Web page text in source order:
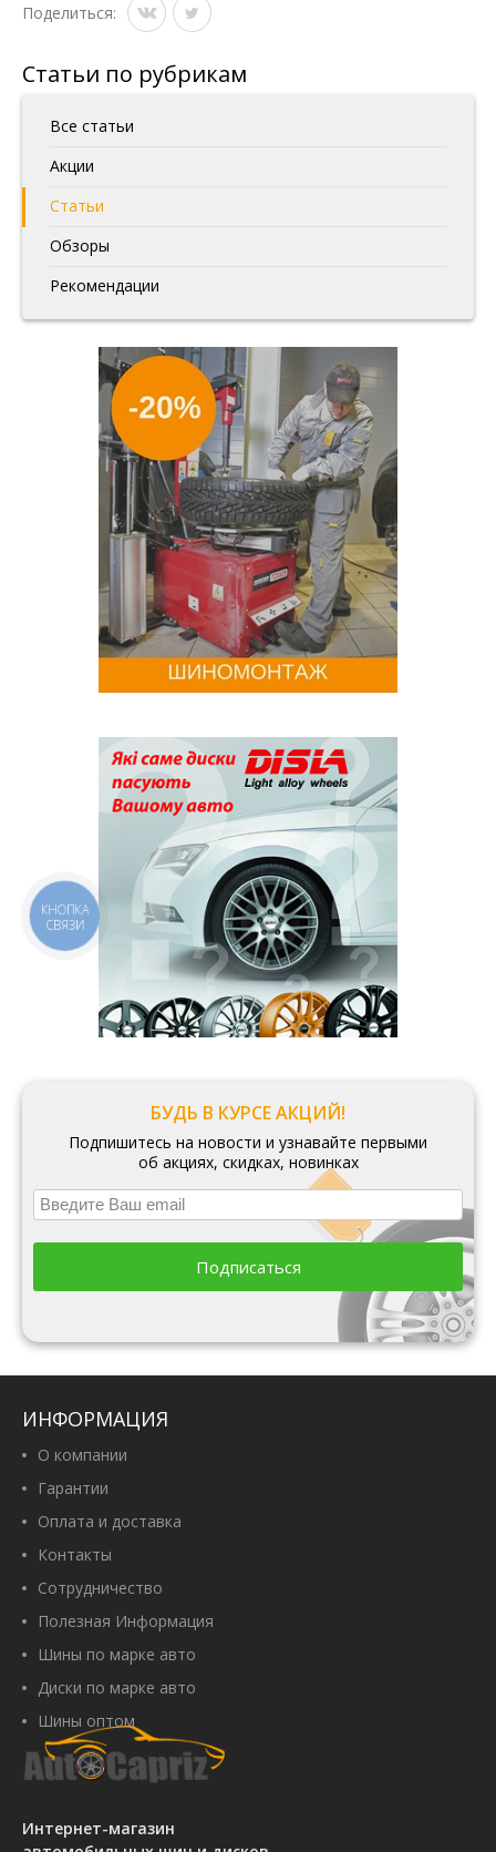
Поделиться:
Статьи по рубрикам
Все статьи
Акции
Статьи
Обзоры
Рекомендации
БУДЬ В КУРСЕ АКЦИЙ!
Подпишитесь на новости и узнавайте первыми
об акциях, скидках, новинках
Подписаться
Интернет-магазин
ИНФОРМАЦИЯ
О компании
Гарантии
Оплата и доставка
Контакты
Сотрудничество
Полезная Информация
Шины по марке авто
Диски по марке авто
Шины оптом
КНОПКА
СВЯЗИ